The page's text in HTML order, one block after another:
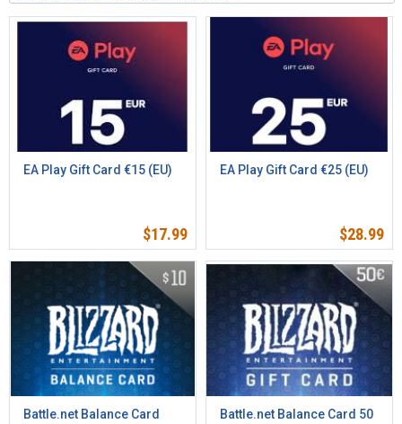
EA Play Gift Card €15 (EU)
$17.99
EA Play Gift Card €25 (EU)
$28.99
Battle.net Balance Card
Battle.net Balance Card 50